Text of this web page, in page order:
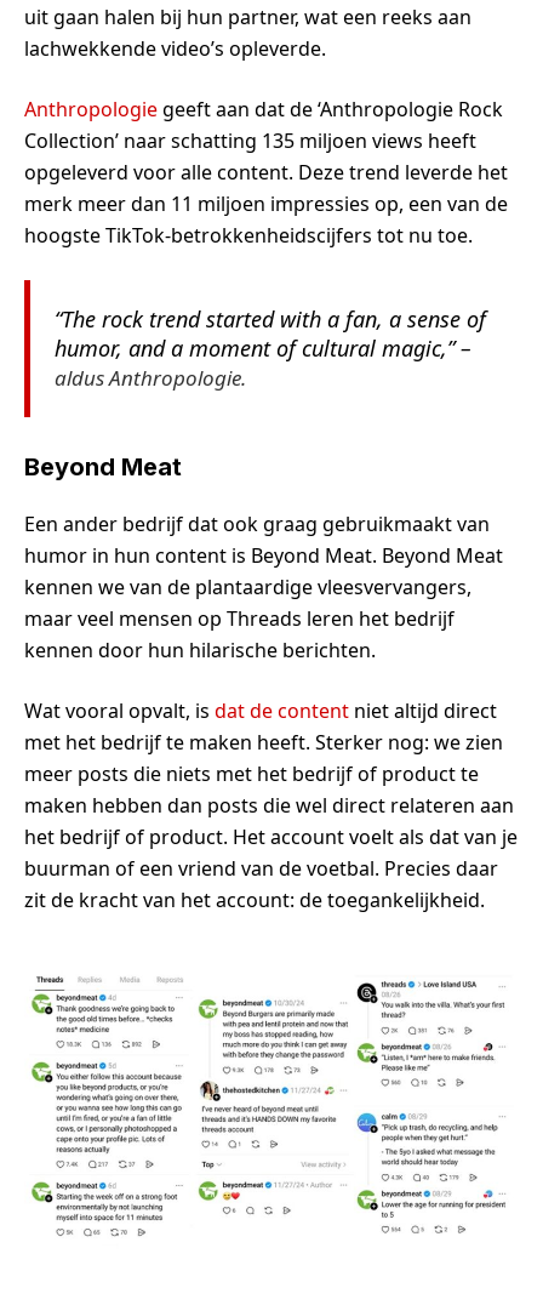
uit gaan halen bij hun partner, wat een reeks aan
lachwekkende video’s opleverde.
Anthropologiegeeft aan dat de ‘Anthropologie Rock
Collection’ naar schatting 135 miljoen views heeft
opgeleverd voor alle content. Deze trend leverde het
merk meer dan 11 miljoen impressies op, een van de
hoogste TikTok-betrokkenheidscijfers tot nu toe.
“The rock trend started with a fan, a sense of
humor, and a moment of cultural magic,” –
aldus Anthropologie.
Beyond Meat
Een ander bedrijf dat ook graag gebruikmaakt van
humor in hun content is Beyond Meat. Beyond Meat
kennen we van de plantaardige vleesvervangers,
maar veel mensen op Threads leren het bedrijf
kennen door hun hilarische berichten.
Wat vooral opvalt, is dat de content niet altijd direct
met het bedrijf te maken heeft. Sterker nog: we zien
meer posts die niets met het bedrijf of product te
maken hebben dan posts die wel direct relateren aan
het bedrijf of product. Het account voelt als dat van je
buurman of een vriend van de voetbal. Precies daar
zit de kracht van het account: de toegankelijkheid.